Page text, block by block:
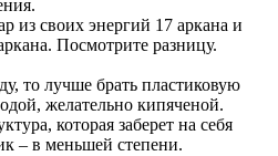
из своих энергий 17 аркана и
Посмотрите разницу.
то лучше брать пластиковую
желательно кипяченой.
которая заберет на себя
– в меньшей степени.